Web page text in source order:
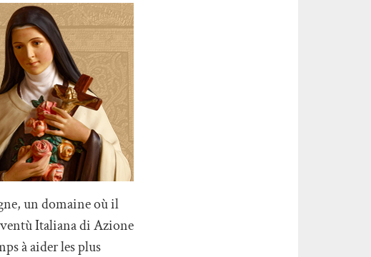
un domaine où il
Italiana di Azione
à aider les plus